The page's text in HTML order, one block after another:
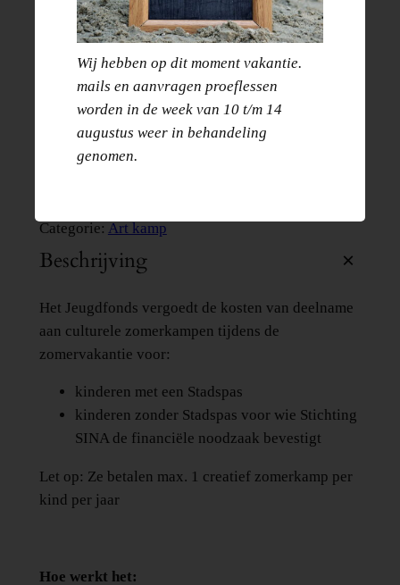
10.30 – 15.30
Leeftijd:6 t/m 12 jaar
kosten:10 euro eigen bijdrage (jeugdfonds
Sport en cultuur vergoedt 200 euro.)
Zie de info hieronder voor hoe dit in zijn werk
Categorie: Art kamp
Beschrijving
Het Jeugdfonds vergoedt de kosten van deelname
aan culturele zomerkampen tijdens de
zomervakantie voor:
kinderen met een Stadspas
kinderen zonder Stadspas voor wie Stichting
SINA de financiële noodzaak bevestigt
Let op: Ze betalen max. 1 creatief zomerkamp per
kind per jaar
Hoe werkt het:
Wij hebben op dit moment vakantie.
mails en aanvragen proeflessen
worden in de week van 10 t/m 14
augustus weer in behandeling
genomen.